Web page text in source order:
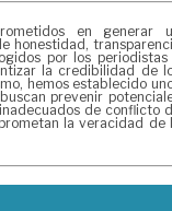
en generar
honestidad,
por los periodistas
la credibilidad de
hemos establecido
prevenir
de conflicto
la veracidad de